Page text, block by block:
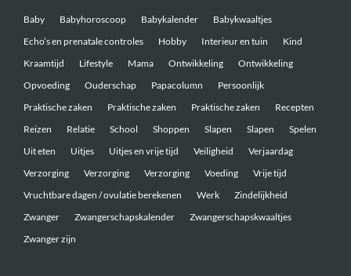
Baby Babyhoroscoop Babykalender
Babykwaaltjes
Echo’s en prenatale controles
Hobby Interieur en tuin
Kind
Kraamtijd
Lifestyle Mama Ontwikkeling
Ontwikkeling
Opvoeding
Ouderschap Papacolumn
Persoonlijk
Praktische zaken
Praktische zaken Praktische zaken
Recepten
Reizen
Relatie School Shoppen Slapen Slapen
Spelen
Uit eten
Uitjes Uitjes en vrije tijd Veiligheid
Verjaardag
Verzorging
Verzorging Verzorging Voeding
Vrije tijd
Vruchtbare dagen / ovulatie berekenen
Werk
Zindelijkheid
Zwanger
Zwangerschapskalender
Zwangerschapskwaaltjes
Zwanger zijn